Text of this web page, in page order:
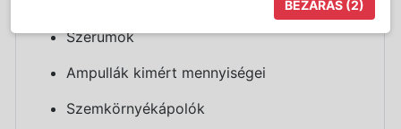
Szérumok
Ampullák kimért mennyiségei
Szemkörnyékápolók
BEZÁRÁS (2)